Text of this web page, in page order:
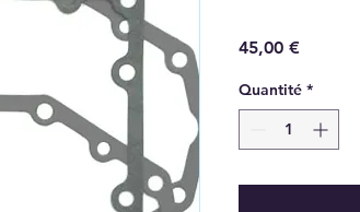
45,00 €Prix
Quantité *